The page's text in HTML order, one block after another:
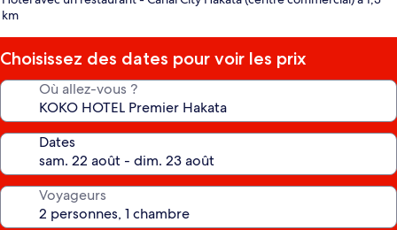
km
Choisissez des dates pour voir les prix
Où allez-vous ?
Dates
Voyageurs